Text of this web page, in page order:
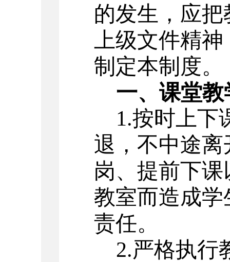
的发生，应
上级文件精
制定本制度。
一、课堂
1.按时上下
退，不中途
岗、提前下
教室而造成
责任。
2.严格执行